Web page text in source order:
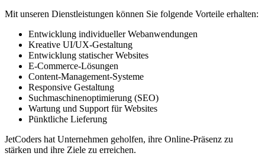
Mit unseren Dienstleistungen können Sie folgende Vorteile erhalten:
Entwicklung individueller Webanwendungen
Kreative UI/UX-Gestaltung
Entwicklung statischer Websites
E-Commerce-Lösungen
Content-Management-Systeme
Responsive Gestaltung
Suchmaschinenoptimierung (SEO)
Wartung und Support für Websites
Pünktliche Lieferung
JetCoders hat Unternehmen geholfen, ihre Online-Präsenz zu
stärken und ihre Ziele zu erreichen.